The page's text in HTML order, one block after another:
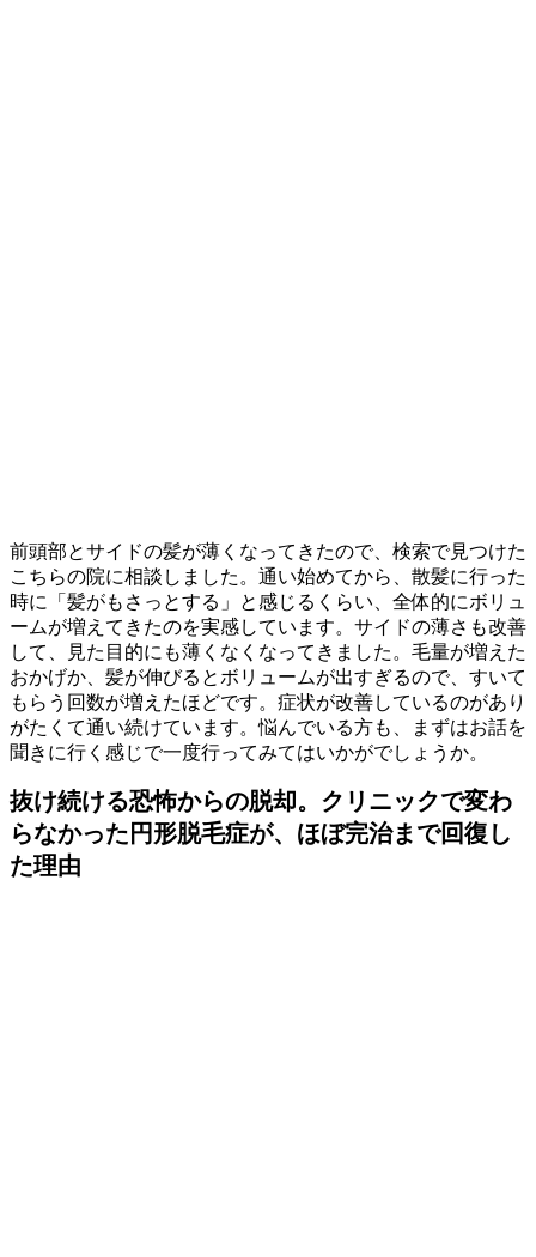
前頭部とサイドの髪が薄くなってきたので、検索で見つけた
こちらの院に相談しました。通い始めてから、散髪に行った
時に「髪がもさっとする」と感じるくらい、全体的にボリュ
ームが増えてきたのを実感しています。サイドの薄さも改善
して、見た目的にも薄くなくなってきました。毛量が増えた
おかげか、髪が伸びるとボリュームが出すぎるので、すいて
もらう回数が増えたほどです。症状が改善しているのがあり
がたくて通い続けています。悩んでいる方も、まずはお話を
聞きに行く感じで一度行ってみてはいかがでしょうか。
抜け続ける恐怖からの脱却。クリニックで変わ
らなかった円形脱毛症が、ほぼ完治まで回復し
た理由